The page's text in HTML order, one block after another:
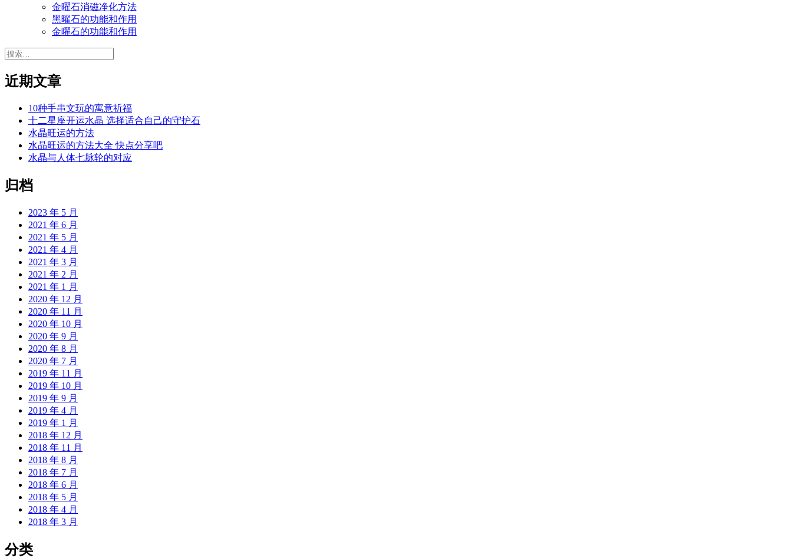
金曜石消磁净化方法
黑曜石的功能和作用
金曜石的功能和作用
搜
近期文章
10种手串文玩的寓意祈福
十二星座开运水晶 选择适合自己的守护石
水晶旺运的方法
水晶旺运的方法大全 快点分享吧
水晶与人体七脉轮的对应
归档
2023 年 5 月
2021 年 6 月
2021 年 5 月
2021 年 4 月
2021 年 3 月
2021 年 2 月
2021 年 1 月
2020 年 12 月
2020 年 11 月
2020 年 10 月
2020 年 9 月
2020 年 8 月
2020 年 7 月
2019 年 11 月
2019 年 10 月
2019 年 9 月
2019 年 4 月
2019 年 1 月
2018 年 12 月
2018 年 11 月
2018 年 8 月
2018 年 7 月
2018 年 6 月
2018 年 5 月
2018 年 4 月
2018 年 3 月
分类